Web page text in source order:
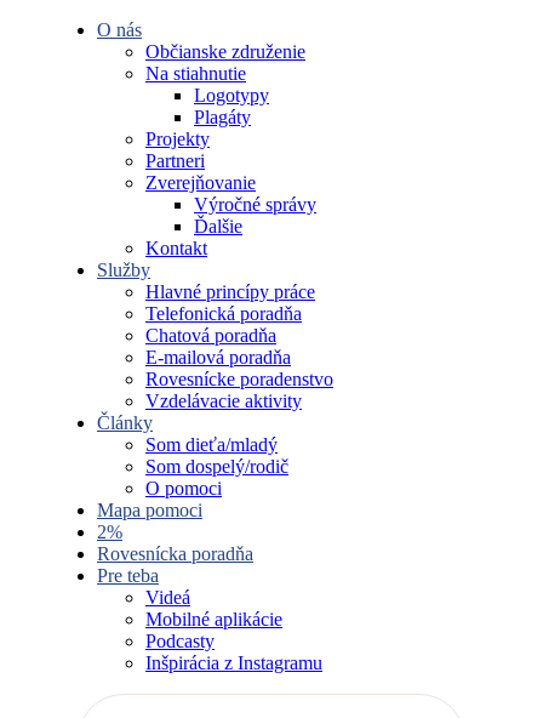
O nás
Občianske združenie
Na stiahnutie
Logotypy
Plagáty
Projekty
Partneri
Zverejňovanie
Výročné správy
Ďalšie
Kontakt
Služby
Hlavné princípy práce
Telefonická poradňa
Chatová poradňa
E-mailová poradňa
Rovesnícke poradenstvo
Vzdelávacie aktivity
Články
Som dieťa/mladý
Som dospelý/rodič
O pomoci
Mapa pomoci
2%
Rovesnícka poradňa
Pre teba
Videá
Mobilné aplikácie
Podcasty
Inšpirácia z Instagramu